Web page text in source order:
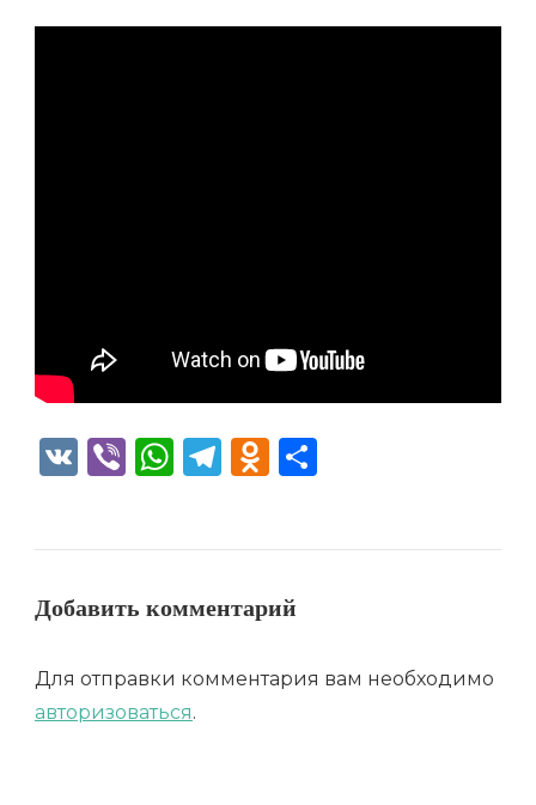
VK ViberWhatsApp
Telegram
Odnoklassniki
Добавить комментарий
Для отправки комментария вам необходимо
авторизоваться.